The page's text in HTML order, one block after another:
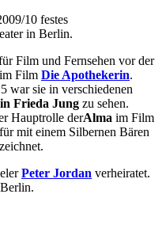
10 festes
in Berlin.
Film und Fernsehen vor der
Film Die Apothekerin.
war sie in verschiedenen
Frieda Jung zu sehen.
Hauptrolle derAlma im Film
mit einem Silbernen Bären
Peter Jordan verheiratet.